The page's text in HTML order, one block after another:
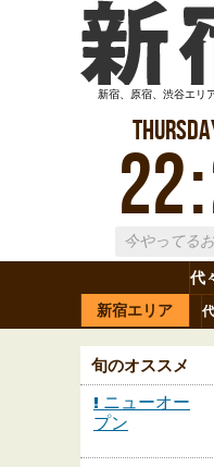
新宿、原宿、渋谷エリ
22:
新宿エリア
代
原宿 代々木参宮橋
旬のオススメ
ニューオー
プン